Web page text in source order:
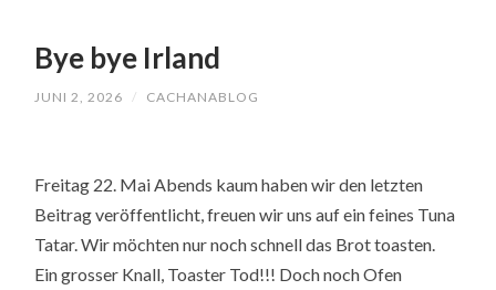
C
O
M
CONTENTBye bye Irland
JUNI 2, 2026 / CACHANABLOG
Freitag 22. Mai Abends kaum haben wir den letzten
Beitrag veröffentlicht, freuen wir uns auf ein feines Tuna
Tatar. Wir möchten nur noch schnell das Brot toasten.
Ein grosser Knall, Toaster Tod!!! Doch noch Ofen